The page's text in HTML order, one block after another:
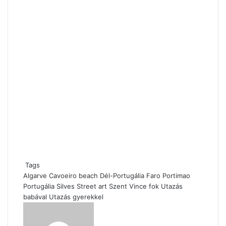
Tags
Algarve Cavoeiro beach Dél-Portugália Faro Portimao
Portugália Silves Street art Szent Vince fok Utazás
babával Utazás gyerekkel